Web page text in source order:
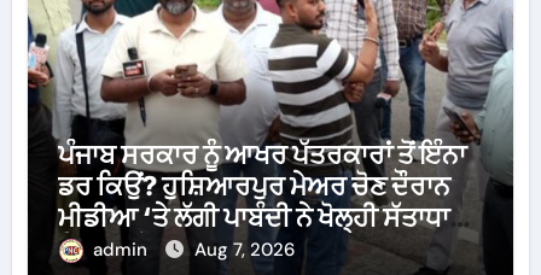
ਪੰਜਾਬ ਸਰਕਾਰ ਨੂੰ ਆਖਰ ਪੱਤਰਕਾਰਾਂ ਤੋਂ ਇੰਨਾ
ਡਰ ਕਿਉਂ? ਹੁਸ਼ਿਆਰਪੁਰ ਮੇਅਰ ਚੋਣ ਦੌਰਾਨ
ਮੀਡੀਆ ‘ਤੇ ਲੱਗੀ ਪਾਬੰਦੀ ਨੇ ਖੋਲ੍ਹੀ ਸੱਤਾਧਾਰੀ
ਧਿਰ ਦੀ ਪੋਲ
admin Aug 7, 2026